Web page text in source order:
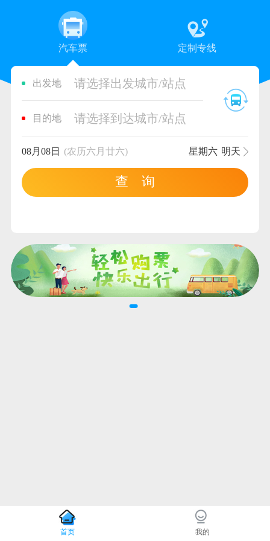
汽车票 定制专线
出发地 请选择出发城市/站点
目的地 请选择到达城市/站点
08月08日 (农历六月廿六) 星期六 明天
查 询
首页 我的